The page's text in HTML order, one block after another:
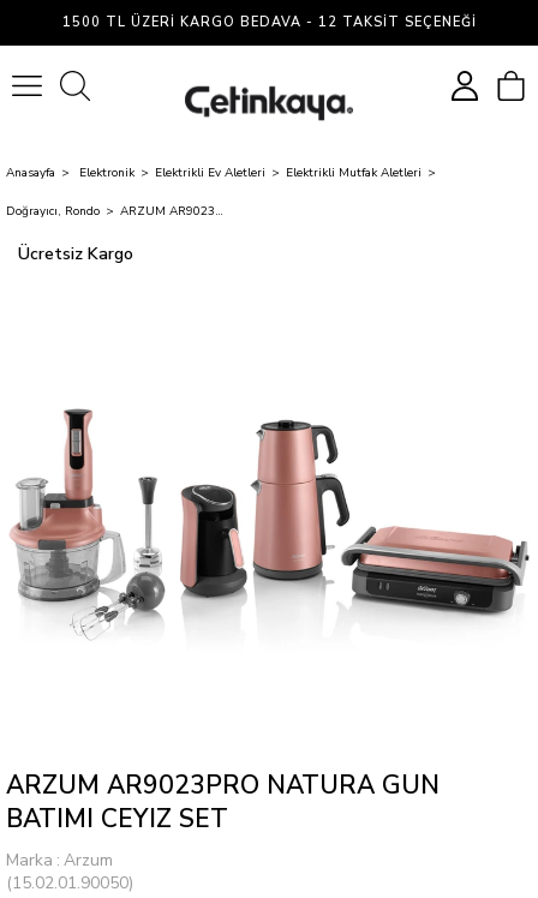
1500 TL ÜZERI KARGO BEDAVA - 12 TAKSIT SEÇENEĞI
Anasayfa Elektronik Elektrikli Ev Aletleri Elektrikli Mutfak Aletleri
Doğrayıcı, Rondo ARZUM AR9023PRO NATURA GUN BATIMI CEYIZ SET
Ücretsiz Kargo
ARZUM AR9023PRO NATURA GUN
BATIMI CEYIZ SET
Marka : Arzum
(15.02.01.90050)